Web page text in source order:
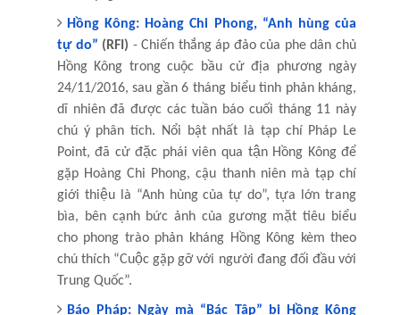
Hồng Kông: Hoàng Chi Phong, “Anh hùng của
tự do” (RFI) - Chiến thắng áp đảo của phe dân chủ
Hồng Kông trong cuộc bầu cử địa phương ngày
24/11/2016, sau gần 6 tháng biểu tình phản kháng,
dĩ nhiên đã được các tuần báo cuối tháng 11 này
chú ý phân tích. Nổi bật nhất là tạp chí Pháp Le
Point, đã cử đặc phái viên qua tận Hồng Kông để
gặp Hoàng Chi Phong, cậu thanh niên mà tạp chí
giới thiệu là “Anh hùng của tự do”, tựa lớn trang
bìa, bên cạnh bức ảnh của gương mặt tiêu biểu
cho phong trào phản kháng Hồng Kông kèm theo
chú thích “Cuộc gặp gỡ với người đang đối đầu với
Trung Quốc”.
Báo Pháp: Ngày mà “Bác Tập” bị Hồng Kông